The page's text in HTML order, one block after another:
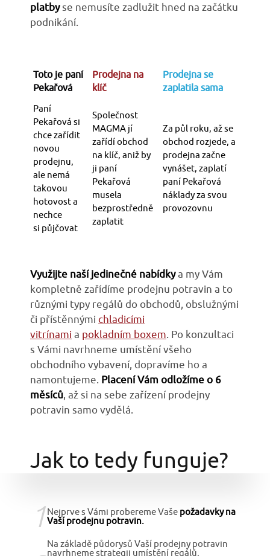
platbyse nemusíte zadlužit hned na začátku
podnikání.
Toto je paní
Pekařová
Prodejna na
klíč
Prodejna se
zaplatila sama
Paní
Pekařová si
chce zařídit
novou
prodejnu,
ale nemá
takovou
hotovost a
nechce
si půjčovat
Společnost
MAGMA jí
zařídí obchod
na klíč, aniž by
ji paní
Pekařová
musela
bezprostředně
zaplatit
Za půl roku, až se
obchod rozjede, a
prodejna začne
vynášet, zaplatí
paní Pekařová
náklady za svou
provozovnu
Využijte naší jedinečné nabídkya my Vám
kompletně zařídíme prodejnu potravin a to
různými typy regálů do obchodů, obslužnými
či přístěnnými chladicími
vitrínami a pokladním boxem. Po konzultaci
s Vámi navrhneme umístění všeho
obchodního vybavení, dopravíme ho a
namontujeme. Placení Vám odložíme o 6
měsíců, až si na sebe zařízení prodejny
potravin samo vydělá.
Jak to tedy funguje?
1Nejprve s Vámi probereme Vaše požadavky na
Vaší prodejnu potravin.
Na základě půdorysů Vaší prodejny potravin
navrhneme strategii umístění regálů,